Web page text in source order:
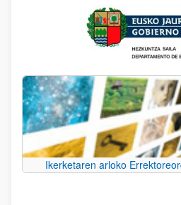
Ikerketaren arloko